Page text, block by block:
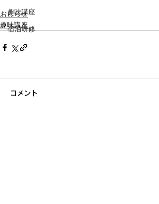
趣味講座
宿泊研修
おしらせ
趣味講座
コメント